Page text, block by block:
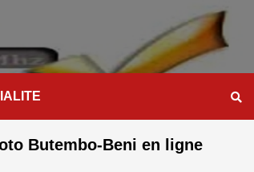
Butembo-Beni en ligne